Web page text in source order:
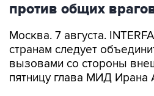
против общих
Москва. 7 августа.
странам следует
вызовами со стороны
пятницу глава МИД Ирана